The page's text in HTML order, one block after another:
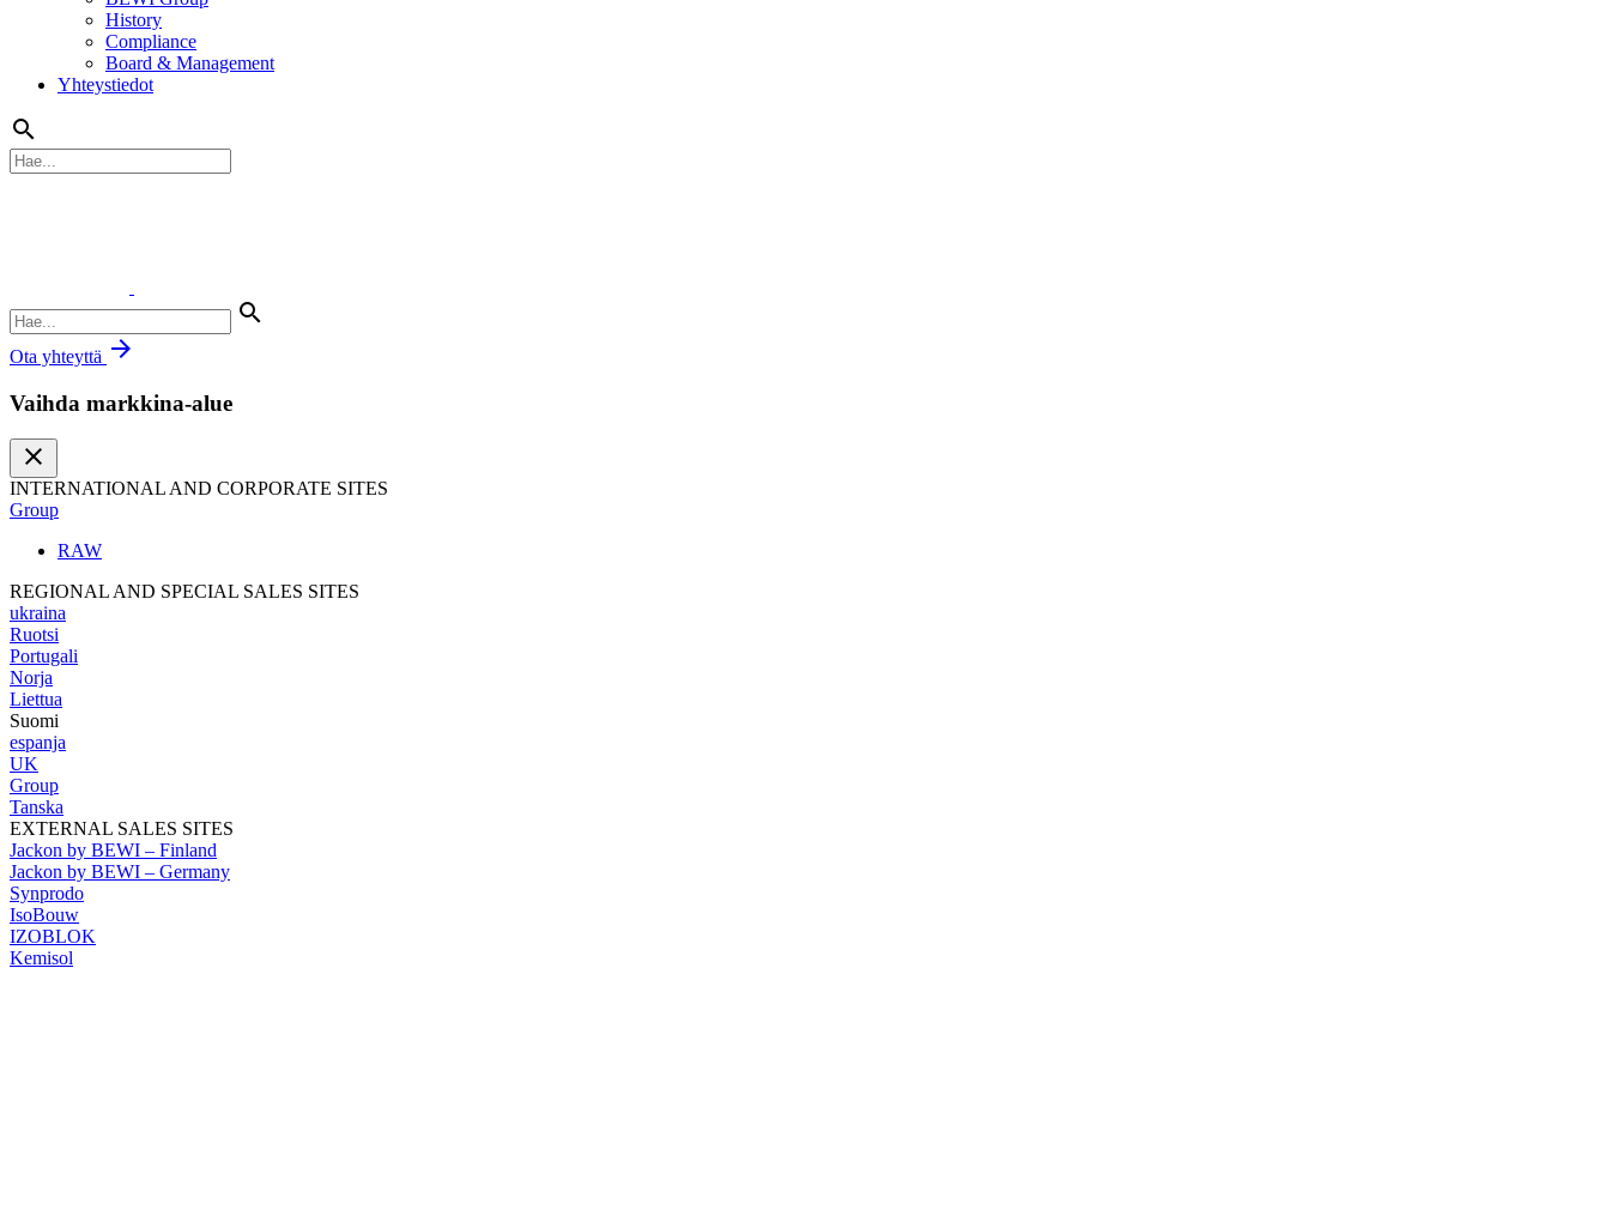
History
Compliance
Board & Management
Yhteystiedot
search
search
Ota yhteyttä arrow_forward
Vaihda markkina-alue
close
INTERNATIONAL AND CORPORATE SITES
Group
RAW
REGIONAL AND SPECIAL SALES SITES
ukraina
Ruotsi
Portugali
Norja
Liettua
Suomi
espanja
UK
Group
Tanska
EXTERNAL SALES SITES
Jackon by BEWI – Finland
Jackon by BEWI – Germany
Synprodo
IsoBouw
IZOBLOK
Kemisol